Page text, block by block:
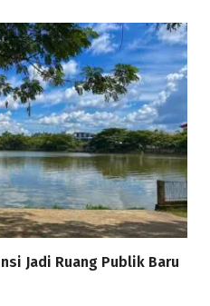
Jadi Ruang Publik Baru